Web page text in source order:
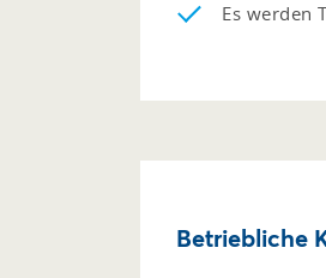
Es werden
Betriebliche